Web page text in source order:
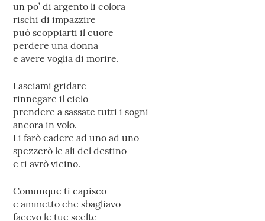
un po’ di argento li colora
rischi di impazzire
può scoppiarti il cuore
perdere una donna
e avere voglia di morire.
Lasciami gridare
rinnegare il cielo
prendere a sassate tutti i sogni
ancora in volo.
Li farò cadere ad uno ad uno
spezzerò le ali del destino
e ti avrò vicino.
Comunque ti capisco
e ammetto che sbagliavo
facevo le tue scelte